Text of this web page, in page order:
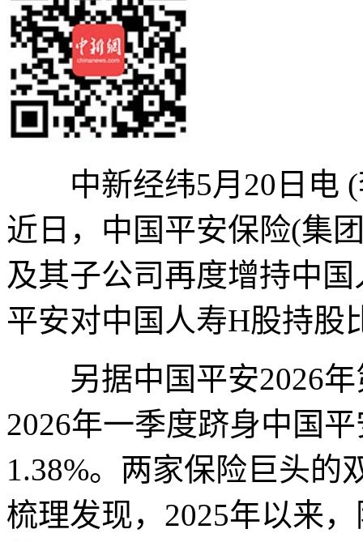
中新经纬5月20日电 (
近日，中国平安保险(集
及其子公司再度增持中
平安对中国人寿H股持股
另据中国平安2026年
2026年一季度跻身中国
1.38%。两家保险巨头的
梳理发现，2025年以来